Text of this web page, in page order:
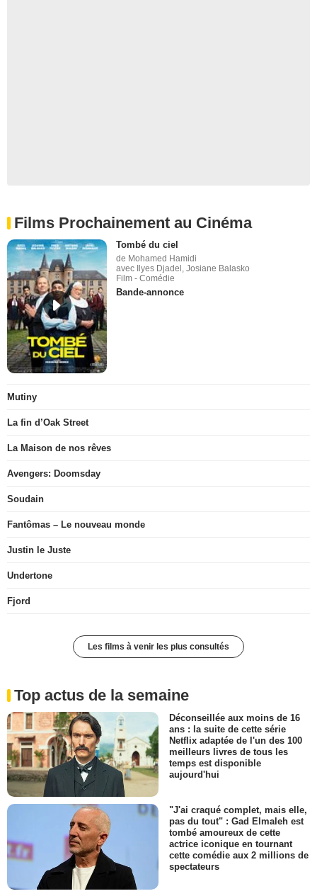
Films Prochainement au Cinéma
Tombé du ciel
de Mohamed Hamidi
avec Ilyes Djadel, Josiane Balasko
Film - Comédie
Bande-annonce
Mutiny
La fin d’Oak Street
La Maison de nos rêves
Avengers: Doomsday
Soudain
Fantômas – Le nouveau monde
Justin le Juste
Undertone
Fjord
Les films à venir les plus consultés
Top actus de la semaine
Déconseillée aux moins de 16
ans : la suite de cette série
Netflix adaptée de l'un des 100
meilleurs livres de tous les
temps est disponible
aujourd'hui
"J'ai craqué complet, mais elle,
pas du tout" : Gad Elmaleh est
tombé amoureux de cette
actrice iconique en tournant
cette comédie aux 2 millions de
spectateurs